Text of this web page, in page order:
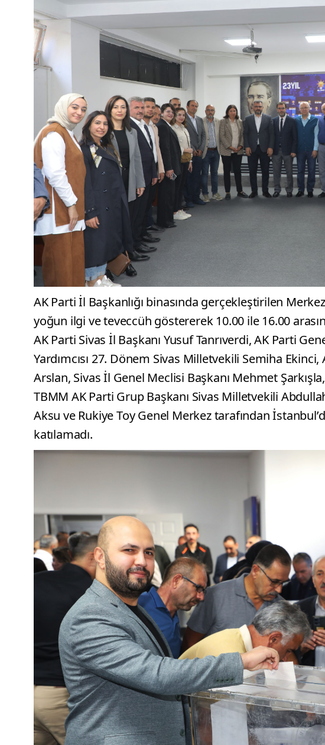
AK Parti İl Başkanlığı binasında gerçekleştirilen
yoğun ilgi ve teveccüh göstererek 10.00 ile 16.00
AK Parti Sivas İl Başkanı Yusuf Tanrıverdi, AK Parti
Yardımcısı 27. Dönem Sivas Milletvekili Semiha
Arslan, Sivas İl Genel Meclisi Başkanı Mehmet
TBMM AK Parti Grup Başkanı Sivas Milletvekili
Aksu ve Rukiye Toy Genel Merkez tarafından
katılamadı.